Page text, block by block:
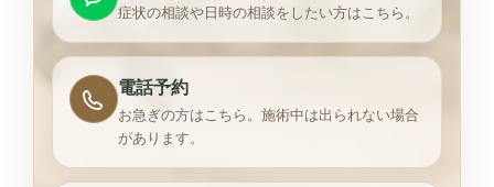
症状の相談や日時の相談をしたい方はこちら。
電話予約
お急ぎの方はこちら。施術中は出られない場合
があります。